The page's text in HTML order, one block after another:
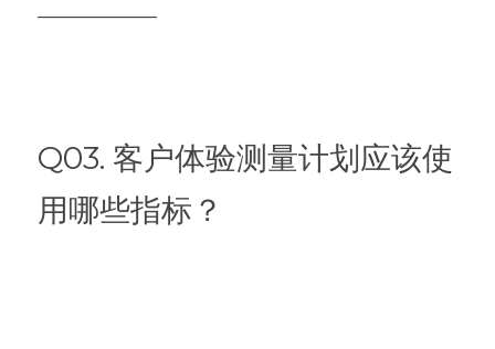
——————
Q03. 客户体验测量计划应该使
用哪些指标？